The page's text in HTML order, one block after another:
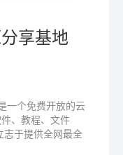
享基地
一个免费开放的云
、教程、文件
志于提供全网最全